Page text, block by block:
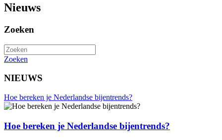
Nieuws
Zoeken
Zoeken
NIEUWS
Hoe bereken je Nederlandse bijentrends?
Hoe bereken je Nederlandse bijentrends?